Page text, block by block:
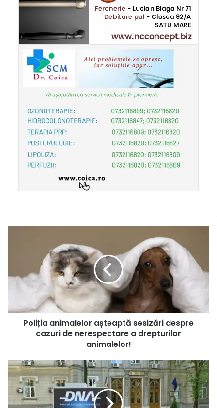
Poliția animalelor așteaptă sesizări despre
cazuri de nerespectare a drepturilor
animalelor!